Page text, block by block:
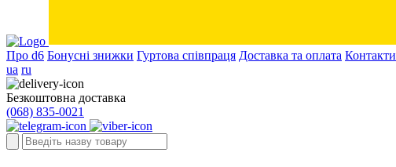
Про d6 Бонусні знижки Гуртова співпраця Доставка та оплата Контакти
ua ru
Безкоштовна доставка
(068) 835-0021